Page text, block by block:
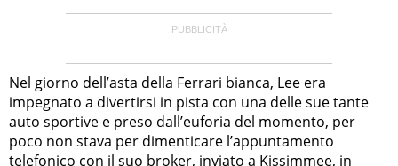
Nel giorno dell’asta della Ferrari bianca, Lee era
impegnato a divertirsi in pista con una delle sue tante
auto sportive e preso dall’euforia del momento, per
poco non stava per dimenticare l’appuntamento
telefonico con il suo broker, inviato a Kissimmee, in